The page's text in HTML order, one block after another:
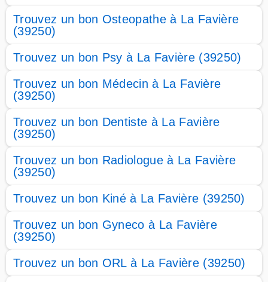
Trouvez un bon Osteopathe à La Favière
(39250)
Trouvez un bon Psy à La Favière (39250)
Trouvez un bon Médecin à La Favière
(39250)
Trouvez un bon Dentiste à La Favière
(39250)
Trouvez un bon Radiologue à La Favière
(39250)
Trouvez un bon Kiné à La Favière (39250)
Trouvez un bon Gyneco à La Favière
(39250)
Trouvez un bon ORL à La Favière (39250)